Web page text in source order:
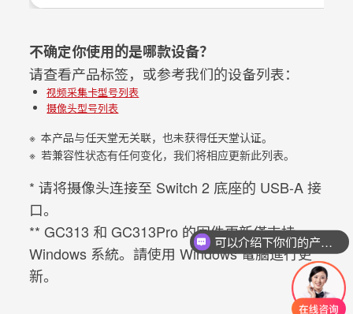
不确定你使用的是哪款设备？
请查看产品标签，或参考我们的设备列表：
视频采集卡型号列表
摄像头型号列表
本产品与任天堂无关联，也未获得任天堂认证。
若兼容性状态有任何变化，我们将相应更新此列表。
* 请将摄像头连接至 Switch 2 底座的 USB-A 接
口。
** GC313 和 GC313Pro 的固件更新僅支持
Windows 系統。請使用 Windows 電腦進行更
新。
可以介绍下你们的产品么